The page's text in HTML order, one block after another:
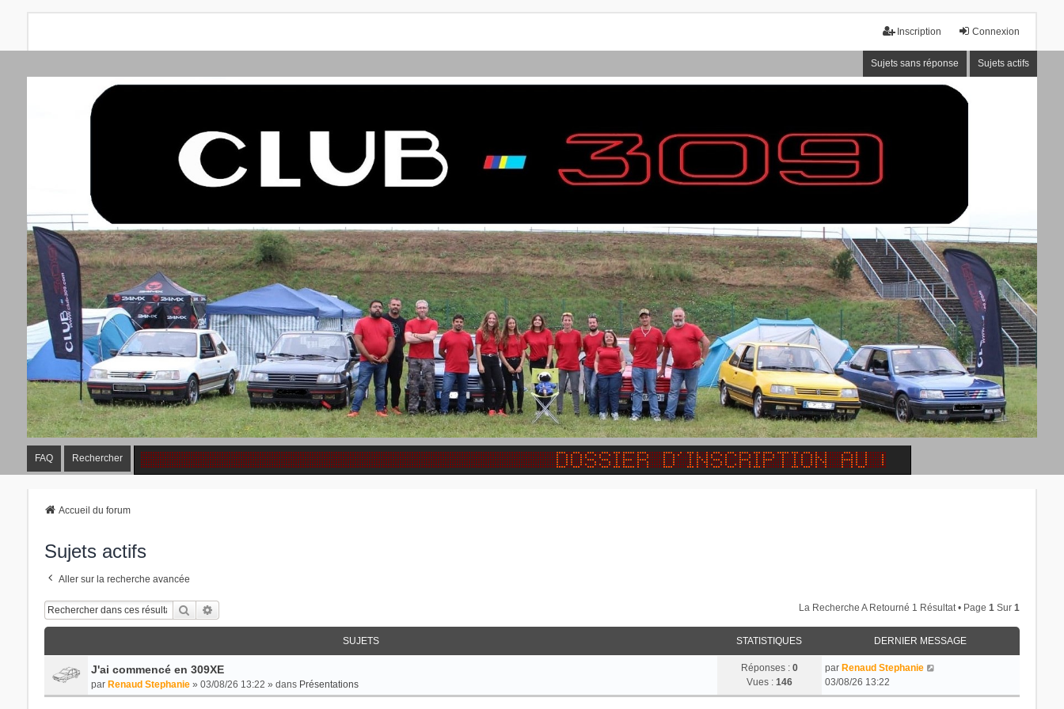
Connexion
Inscription
Sujets sans réponse Sujets actifs
FAQ Rechercher
Accueil du forum
Sujets actifs
Aller sur la recherche avancée
Rechercher La Recherche A Retourné 1 Résultat • Page1 Sur1
SUJETS STATISTIQUES DERNIER MESSAGE
J'ai commencé en 309XE
par Renaud Stephanie» 03/08/26 13:22 » dans Présentations
Réponses : 0
Vues : 146
par Renaud Stephanie
03/08/26 13:22